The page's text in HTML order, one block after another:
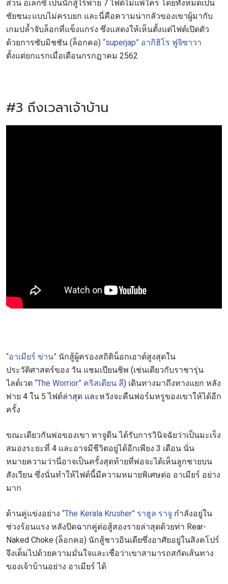
ส่วน อเล็กซี เป็นนักสู้ไร้พ่าย 7 ไฟต์ไม่แพ้ใคร โดยทั้งหมดเป็น
ชัยชนะแบบไม่ครบยก และนี่คือความน่ากลัวของเขาผู้มากับ
เกมปล้ำจับล็อกที่แข็งแกร่ง ซึ่งแสดงให้เห็นตั้งแต่ไฟต์เปิดตัว
ด้วยการซับมิชชัน (ล็อกคอ) “superjap” อากิฮิโร ฟูจิซาวา
ตั้งแต่ยกแรกเมื่อเดือนกรกฎาคม 2562
#3 ถึงเวลาเจ้าบ้าน
“อาเมียร์ ข่าน” นักสู้ผู้ครองสถิติน็อกเอาต์สูงสุดใน
ประวัติศาสตร์ของ วัน แชมเปียนชิพ (เช่นเดียวกับราชารุ่น
ไลต์เวต “The Worrior” คริสเตียน ลี) เดินทางมาถึงทางแยก หลัง
พ่าย 4 ใน 5 ไฟต์ล่าสุด และหวังจะคืนฟอร์มหรูของเขาให้ได้อีก
ครั้ง
ขณะเดียวกันพ่อของเขา ทาจูดีน ได้รับการวินิจฉัยว่าเป็นมะเร็ง
สมองระยะที่ 4 และอาจมีชีวิตอยู่ได้อีกเพียง 3 เดือน นั่น
หมายความว่านี่อาจเป็นครั้งสุดท้ายที่พ่อจะได้เห็นลูกชายบน
สังเวียน ซึ่งนั่นทำให้ไฟต์นี้มีความหมายพิเศษต่อ อาเมียร์ อย่าง
มาก
ด้านคู่แข่งอย่าง “The Kerala Krusher” ราฮูล ราจู กำลังอยู่ใน
ช่วงร้อนแรง หลังปิดฉากคู่ต่อสู้สองรายล่าสุดด้วยท่า Rear-
Naked Choke (ล็อกคอ) นักสู้ชาวอินเดียซึ่งอาศัยอยู่ในสิงคโปร์
จึงเต็มไปด้วยความมั่นใจและเชื่อว่าเขาสามารถสกัดเส้นทาง
ของเจ้าบ้านอย่าง อาเมียร์ ได้